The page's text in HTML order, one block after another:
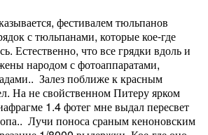
фестивалем тюльпанов
с тюльпанами, которые кое-где
Естественно, что все грядки вдоль и
народом с фотоаппаратами,
Залез поближе к красным
На не свойственном Питеру ярком
1.4 фотег мне выдал пересвет
Лучи поноса сраным кеноновским